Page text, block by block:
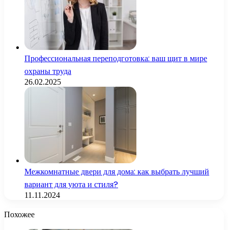
Профессиональная переподготовка: ваш щит в мире
охраны труда
26.02.2025
Межкомнатные двери для дома: как выбрать лучший
вариант для уюта и стиля?
11.11.2024
Похожее